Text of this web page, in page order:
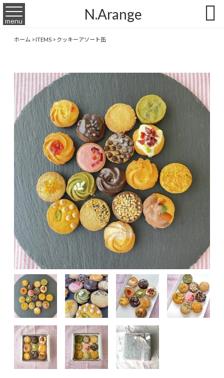
N.Arange
menu 
ホーム>ITEMS>クッキーアソート缶